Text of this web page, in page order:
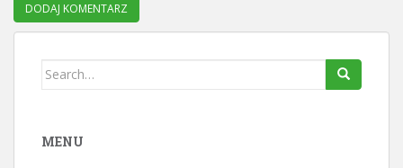
Search
MENU